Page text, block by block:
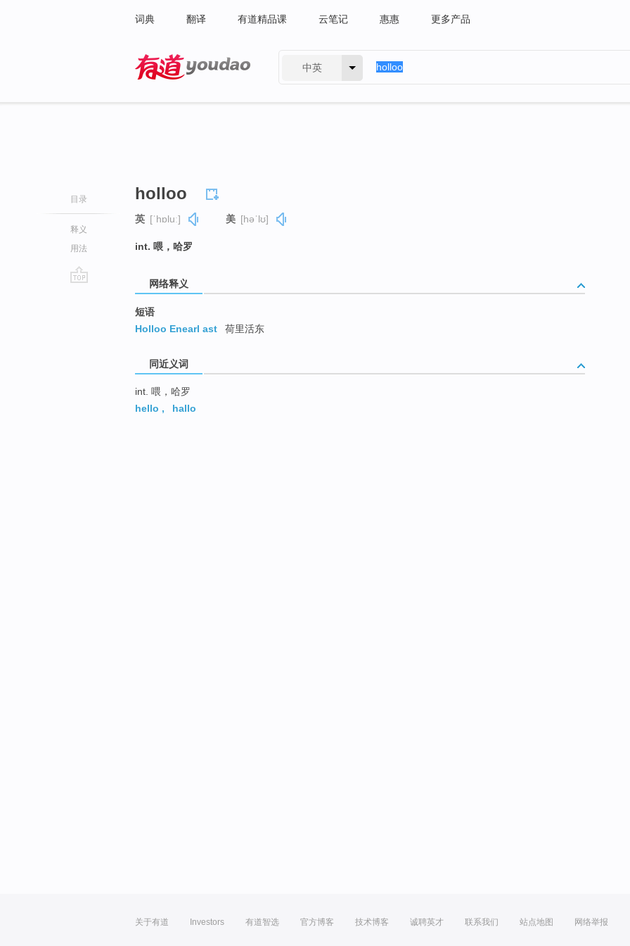
词典 翻译 有道精品课 云笔记 惠惠 更多产品
中英
目录
释义
用法
holloo
英 [ˈhɒluː] 美 [həˈlʊ]
int. 喂，哈罗
网络释义
短语
Holloo Enearl ast
荷里活东
同近义词
int. 喂，哈罗
hello , hallo
关于有道 Investors 有道智选 官方博客 技术博客 诚聘英才 联系我们 站点地图 网络举报